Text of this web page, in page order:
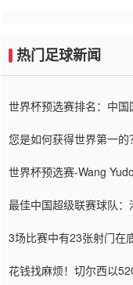
热门足球新闻
世界杯预选赛排名：中国
您是如何获得世界第一
世界杯预选赛-Wang
最佳中国超级联赛球队：
3场比赛中有23张射门在
花钱找麻烦！切尔西以